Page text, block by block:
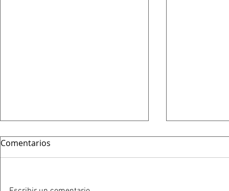
Comentarios